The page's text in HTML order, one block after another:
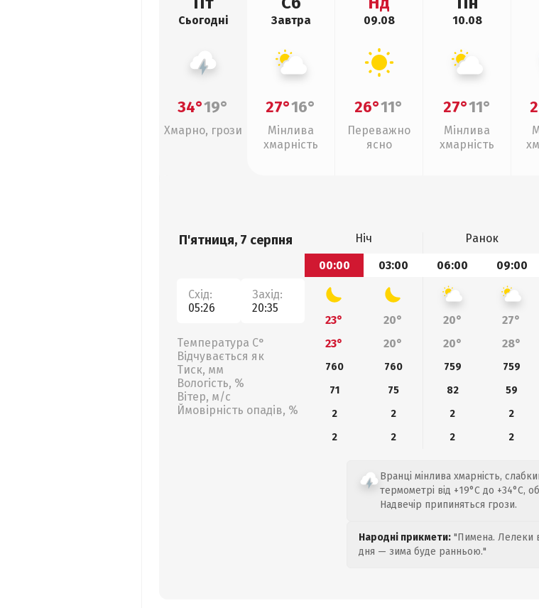
Сьогодні
34°19°
Хмарно, грози
Завтра
27°16°
Мінлива
хмарність
09.08
26°11°
Переважно
ясно
10.08
27°11°
Мінлива
хмарність
П'ятниця, 7 серпня
Схід:
05:26
Захід:
20:35
Температура С°
Відчувається як
Тиск, мм
Вологість, %
Вітер, м/с
Ймовірність опадів, %
Ніч Ранок
00:00
03:00 06:00 09:00
23° 20° 20° 27°
23°
20° 20° 28°
760 760 759 759
71
75 82 59
2
2 2 2
2
2 2 2
Вранці мінлива хмарність,
термометрі від +19°C до +34°C,
Надвечір припиняться грози.
Народні прикмети: "Пимена. Лелеки
дня — зима буде ранньою."